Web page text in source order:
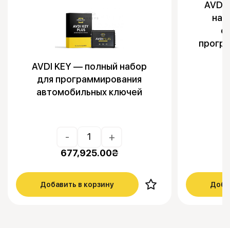
AVDI KEY — полный набор
для программирования
автомобильных ключей
- +
677,925.00₴
Добавить в корзину
AVDI